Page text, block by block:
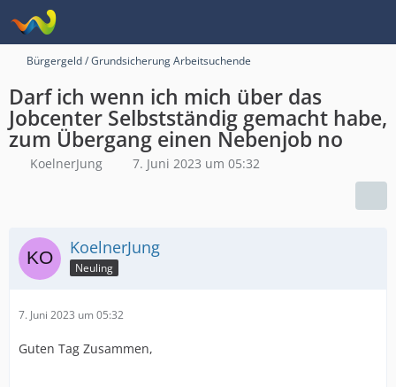
Bürgergeld / Grundsicherung Arbeitsuchende
Darf ich wenn ich mich über das
Jobcenter Selbstständig gemacht habe,
zum Übergang einen Nebenjob no
KoelnerJung 7. Juni 2023 um 05:32
KoelnerJung
Neuling
7. Juni 2023 um 05:32
Guten Tag Zusammen,